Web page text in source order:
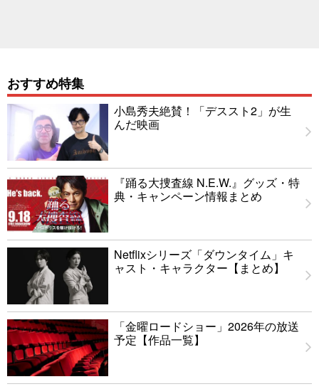
おすすめ特集
小島秀夫絶賛！「デススト2」が生
んだ映画
『踊る大捜査線 N.E.W.』グッズ・特
典・キャンペーン情報まとめ
Netflixシリーズ「ダウンタイム」キ
ャスト・キャラクター【まとめ】
「金曜ロードショー」2026年の放送
予定【作品一覧】